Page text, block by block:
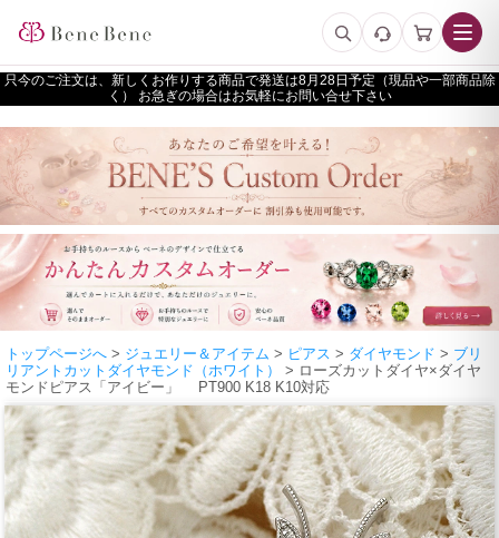
只今のご注文は、新しくお作りする商品で発送は
予定（現品や一部商品除
く） お急ぎの場合はお気軽にお問い合せ下さい
トップページへ > ジュエリー＆アイテム > ピアス > ダイヤモンド > ブリ
リアントカットダイヤモンド（ホワイト）
> ローズカットダイヤ×ダイヤ
モンドピアス「アイビー」 PT900 K18 K10対応